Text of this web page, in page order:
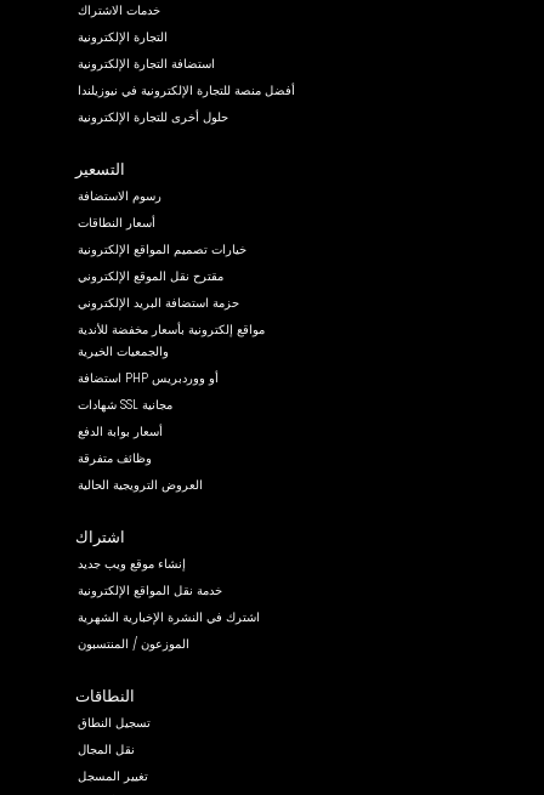
خدمات الاشتراك
التجارة الإلكترونية
استضافة التجارة الإلكترونية
أفضل منصة للتجارة الإلكترونية في نيوزيلندا
حلول أخرى للتجارة الإلكترونية
التسعير
رسوم الاستضافة
أسعار النطاقات
خيارات تصميم المواقع الإلكترونية
مقترح نقل الموقع الإلكتروني
حزمة استضافة البريد الإلكتروني
مواقع إلكترونية بأسعار مخفضة للأندية
والجمعيات الخيرية
استضافة PHP أو ووردبريس
شهادات SSL مجانية
أسعار بوابة الدفع
وظائف متفرقة
العروض الترويجية الحالية
اشتراك
إنشاء موقع ويب جديد
خدمة نقل المواقع الإلكترونية
اشترك في النشرة الإخبارية الشهرية
الموزعون / المنتسبون
النطاقات
تسجيل النطاق
نقل المجال
تغيير المسجل